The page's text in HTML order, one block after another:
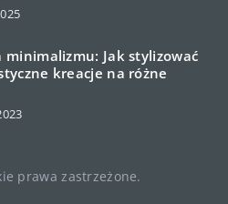
minimalizmu: Jak stylizować
kreacje na różne
prawa zastrzeżone.